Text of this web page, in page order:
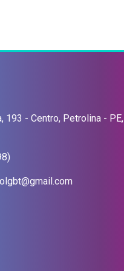
193 - Centro, Petrolina - PE,